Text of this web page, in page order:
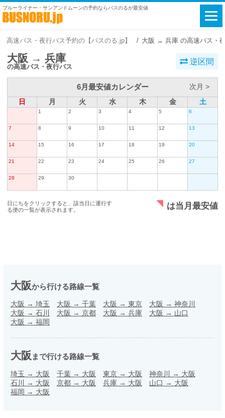
ブルーライナー・サンアンドムーンの予約ならバスのるが最安値
高速バス・夜行バス予約の【バスのる.jp】 大阪 → 兵庫 の高速バス・
大阪 → 兵庫
の高速バス・夜行バス
逆区間
6月最安値カレンダー
次月 >
日
月 火 水 木 金 土
1 2 3 4 5 6
7 8 9 10 11 12 13
14 15 16 17 18 19 20
21 22 23 24 25 26 27
28 29 30
日にちをクリックすると、該当日に運行す
る便の一覧が表示されます。
は当月最安値
大阪から行ける路線一覧
大阪 → 埼玉 大阪 → 千葉 大阪 → 東京 大阪 → 神奈川
大阪 → 石川 大阪 → 京都 大阪 → 兵庫 大阪 → 山口
大阪 → 福岡
大阪 まで行ける路線一覧
埼玉 → 大阪 千葉 → 大阪 東京 → 大阪 神奈川 → 大阪
石川 → 大阪 京都 → 大阪 兵庫 → 大阪 山口 → 大阪
福岡 → 大阪